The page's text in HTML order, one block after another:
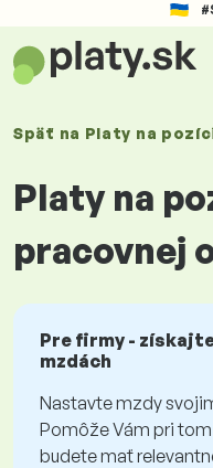
Späť na Platy na
Platy na
pracovnej
Pre firmy -
mzdách
Nastavte mzdy
Pomôže Vám pri
budete mať